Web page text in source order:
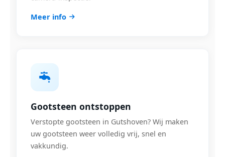
Meer info
Gootsteen ontstoppen
Verstopte gootsteen in Gutshoven? Wij maken
uw gootsteen weer volledig vrij, snel en
vakkundig.